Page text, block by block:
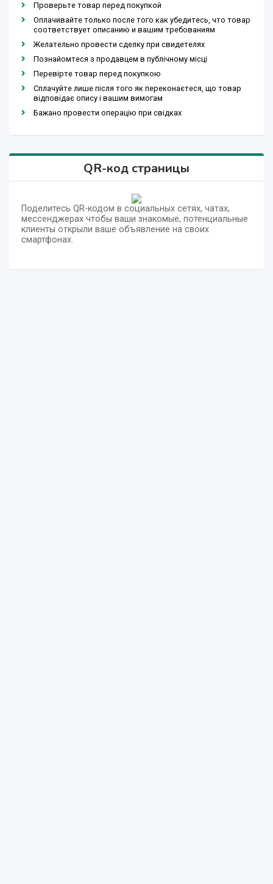
Проверьте товар перед покупкой
Оплачивайте только после того как убедитесь, что товар
соответствует описанию и вашим требованиям
Желательно провести сделку при свидетелях
Познайомтеся з продавцем в публічному місці
Перевірте товар перед покупкою
Сплачуйте лише після того як переконаєтеся, що товар
відповідає опису і вашим вимогам
Бажано провести операцію при свідках
QR-код страницы
Поделитесь QR-кодом в социальных сетях, чатах,
мессенджерах чтобы ваши знакомые, потенциальные
клиенты открыли ваше объявление на своих
смартфонах.